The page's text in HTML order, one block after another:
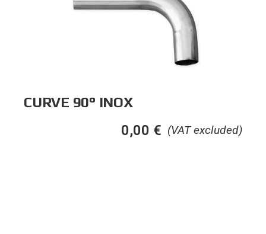
CURVE 90° INOX
(VAT excluded)
0,00 €